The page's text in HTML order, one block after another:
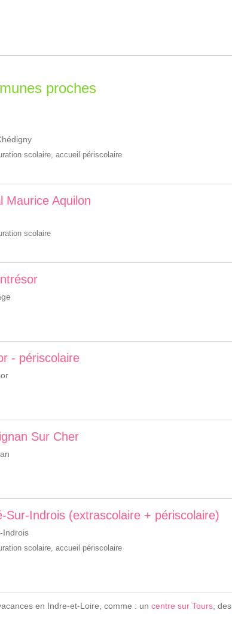
proches
scolaire, accueil périscolaire
Maurice Aquilon
scolaire
- périscolaire
Sur Cher
Sur-Indrois (extrascolaire + périscolaire)
Indrois
scolaire, accueil périscolaire
en Indre-et-Loire, comme : un centre sur Tours , des